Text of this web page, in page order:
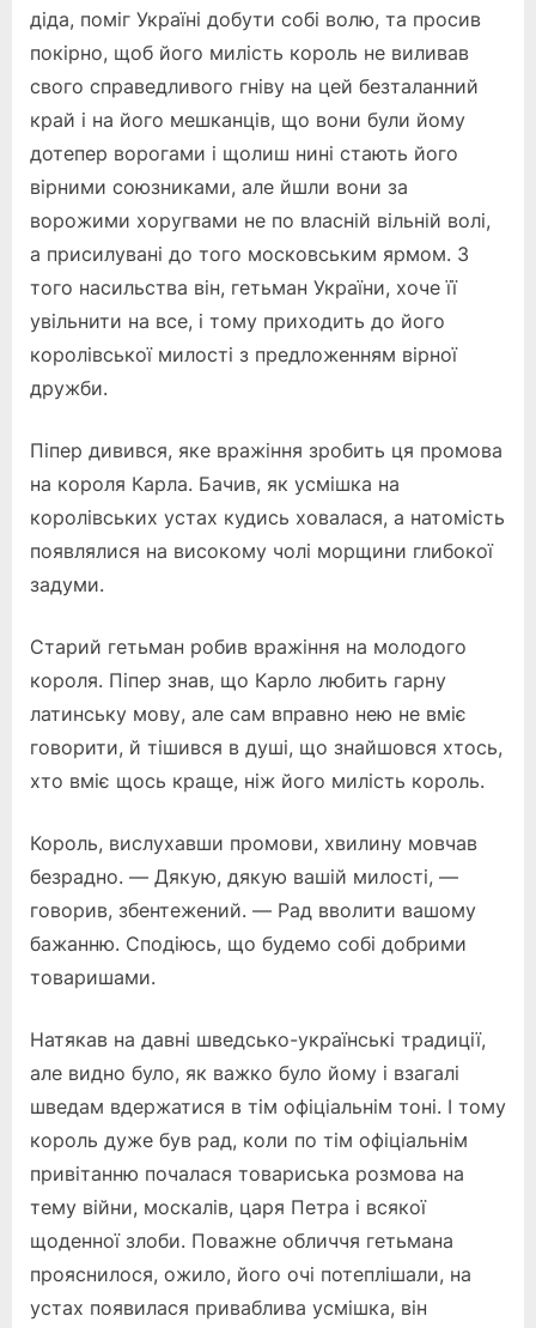
діда, поміг Україні добути собі волю, та просив
покірно, щоб його милість король не виливав
свого справедливого гніву на цей безталанний
край і на його мешканців, що вони були йому
дотепер ворогами і щолиш нині стають його
вірними союзниками, але йшли вони за
ворожими хоругвами не по власній вільній волі,
а присилувані до того московським ярмом. З
того насильства він, гетьман України, хоче її
увільнити на все, і тому приходить до його
королівської милості з предложенням вірної
дружби.
Піпер дивився, яке вражіння зробить ця промова
на короля Карла. Бачив, як усмішка на
королівських устах кудись ховалася, а натомість
появлялися на високому чолі морщини глибокої
задуми.
Старий гетьман робив вражіння на молодого
короля. Піпер знав, що Карло любить гарну
латинську мову, але сам вправно нею не вміє
говорити, й тішився в душі, що знайшовся хтось,
хто вміє щось краще, ніж його милість король.
Король, вислухавши промови, хвилину мовчав
безрадно. — Дякую, дякую вашій милості, —
говорив, збентежений. — Рад вволити вашому
бажанню. Сподіюсь, що будемо собі добрими
товаришами.
Натякав на давні шведсько-українські традиції,
але видно було, як важко було йому і взагалі
шведам вдержатися в тім офіціальнім тоні. І тому
король дуже був рад, коли по тім офіціальнім
привітанню почалася товариська розмова на
тему війни, москалів, царя Петра і всякої
щоденної злоби. Поважне обличчя гетьмана
прояснилося, ожило, його очі потеплішали, на
устах появилася приваблива усмішка, він